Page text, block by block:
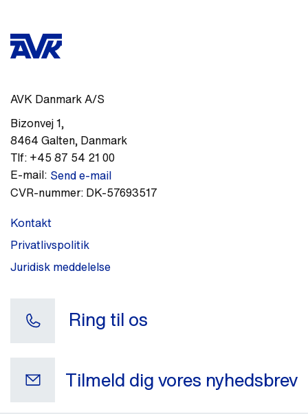
AVK Danmark A/S
Bizonvej 1,
8464 Galten, Danmark
Tlf: +45 87 54 21 00
E-mail: Send e-mail
CVR-nummer: DK-57693517
Kontakt
Privatlivspolitik
Juridisk meddelelse
Ring til os
Tilmeld dig vores nyhedsbrev